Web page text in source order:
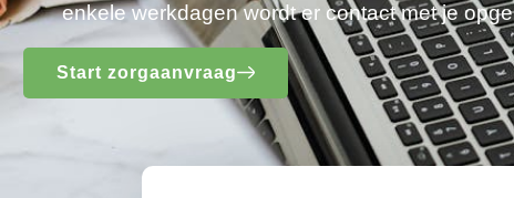
enkele werkdagen wordt er contact met je
Start zorgaanvraag